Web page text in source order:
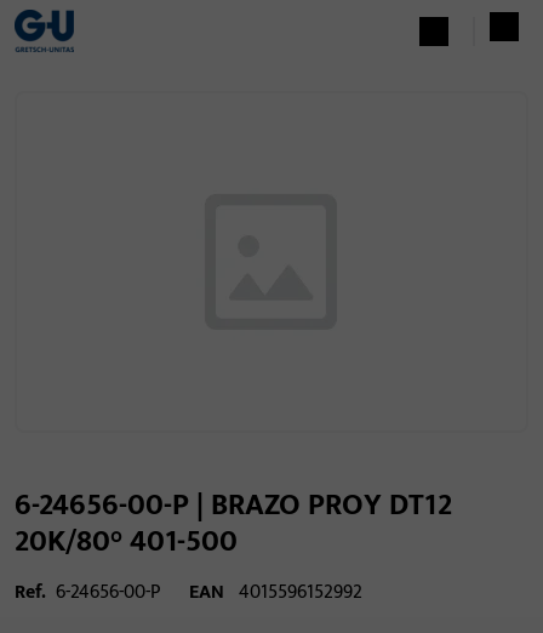
6-24656-00-P | BRAZO PROY DT12
20K/80° 401-500
Ref. 6-24656-00-P EAN 4015596152992